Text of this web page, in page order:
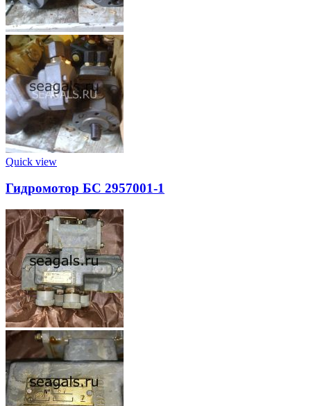
Quick view
Гидромотор БС 2957001-1